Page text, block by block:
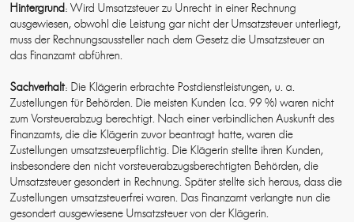
Hintergrund: Wird Umsatzsteuer zu Unrecht in einer Rechnung
ausgewiesen, obwohl die Leistung gar nicht der Umsatzsteuer unterliegt,
muss der Rechnungsaussteller nach dem Gesetz die Umsatzsteuer an
das Finanzamt abführen.
Sachverhalt: Die Klägerin erbrachte Postdienstleistungen, u. a.
Zustellungen für Behörden. Die meisten Kunden (ca. 99 %) waren nicht
zum Vorsteuerabzug berechtigt. Nach einer verbindlichen Auskunft des
Finanzamts, die die Klägerin zuvor beantragt hatte, waren die
Zustellungen umsatzsteuerpflichtig. Die Klägerin stellte ihren Kunden,
insbesondere den nicht vorsteuerabzugsberechtigten Behörden, die
Umsatzsteuer gesondert in Rechnung. Später stellte sich heraus, dass die
Zustellungen umsatzsteuerfrei waren. Das Finanzamt verlangte nun die
gesondert ausgewiesene Umsatzsteuer von der Klägerin.